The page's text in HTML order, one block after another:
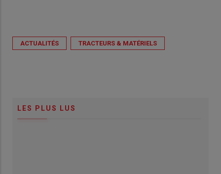
ACTUALITÉS TRACTEURS & MATÉRIELS
LES PLUS LUS